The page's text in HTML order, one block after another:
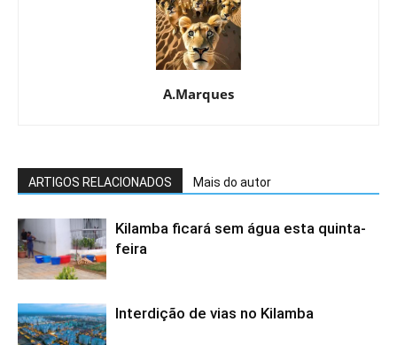
A.Marques
ARTIGOS RELACIONADOS Mais do autor
Kilamba ficará sem água esta quinta-
feira
Interdição de vias no Kilamba